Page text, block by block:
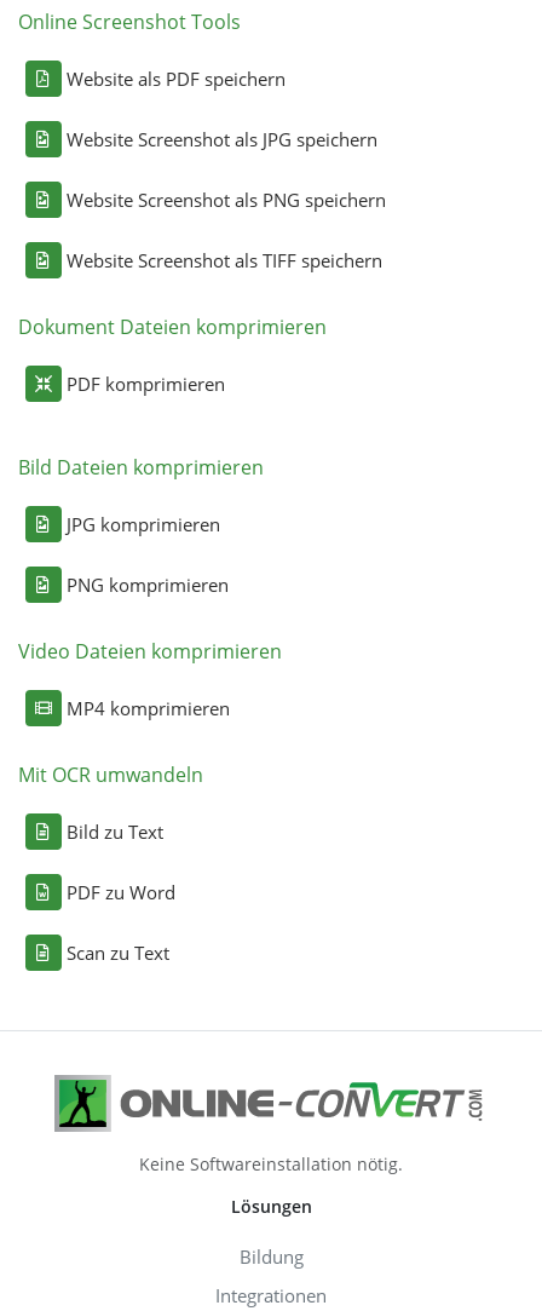
Online Screenshot Tools
Website als PDF speichern
Website Screenshot als JPG speichern
Website Screenshot als PNG speichern
Website Screenshot als TIFF speichern
Dokument Dateien komprimieren
PDF komprimieren
Bild Dateien komprimieren
JPG komprimieren
PNG komprimieren
Video Dateien komprimieren
MP4 komprimieren
Mit OCR umwandeln
Bild zu Text
PDF zu Word
Scan zu Text
Keine Softwareinstallation nötig.
Lösungen
Bildung
Integrationen